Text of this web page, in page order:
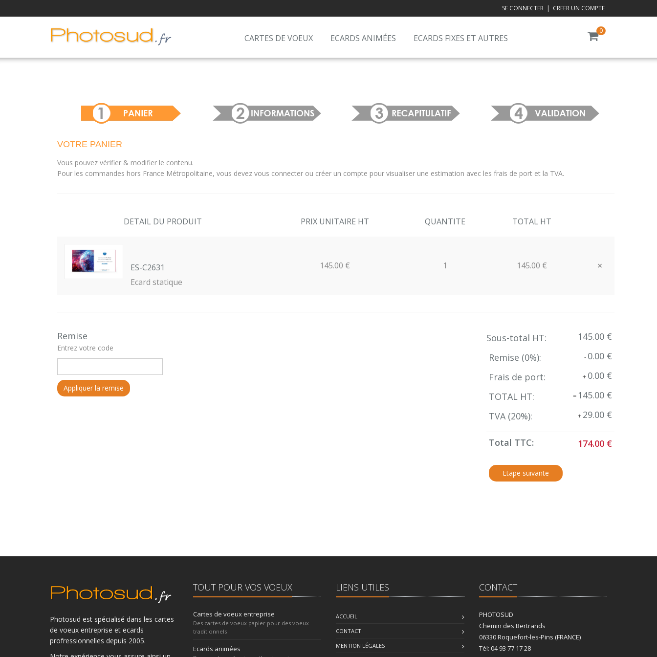
SE CONNECTER | CREER UN COMPTE
0
CARTES DE VOEUX ECARDS ANIMÉES ECARDS FIXES ET AUTRES
VOTRE PANIER
Vous pouvez vérifier & modifier le contenu.
Pour les commandes hors France Métropolitaine, vous devez vous connecter ou créer un compte pour visualiser une estimation avec les frais de port et la TVA.
DETAIL DU PRODUIT PRIX UNITAIRE HT QUANTITE TOTAL HT
ES-C2631
Ecard statique
145.00 € 1 145.00 € ×
Close
Remise
Entrez votre code
Appliquer la remise
Sous-total HT:
145.00 €
Remise (0%): - 0.00 €
Frais de port:
+ 0.00 €
TOTAL HT:
= 145.00 €
TVA (20%): + 29.00 €
Total TTC: 174.00 €
Photosud est spécialisé dans les cartes
de voeux entreprise et ecards
profressionnelles depuis 2005.
TOUT POUR VOS VOEUX
Cartes de voeux entreprise
Des cartes de voeux papier pour des voeux
traditionnels
Ecards animées
LIENS UTILES
ACCUEIL
CONTACT
MENTION LÉGALES
CONTACT
PHOTOSUD
Chemin des Bertrands
06330 Roquefort-les-Pins (FRANCE)
Tél: 04 93 77 17 28